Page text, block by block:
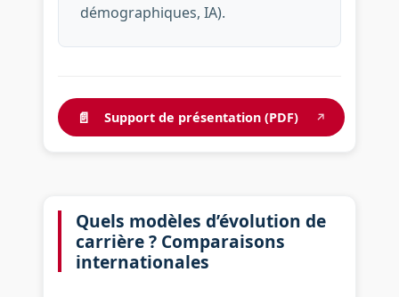
démographiques, IA).
📄 Support de présentation (PDF) ↗
Quels modèles d’évolution de
carrière ? Comparaisons
internationales